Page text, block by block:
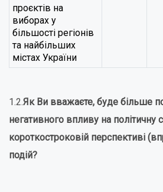
проєктів на
виборах у
більшості регіонів
та найбільших
містах України
1.2.Як Ви вважаєте, буде більше
негативного впливу на політичну
короткостроковій перспективі
подій?